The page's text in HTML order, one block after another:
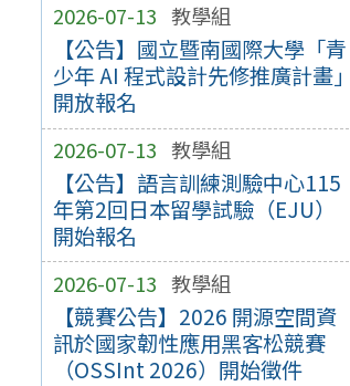
2026-07-13 教學組
【公告】國立暨南國際大學「青
少年 AI 程式設計先修推廣計畫」
開放報名
2026-07-13 教學組
【公告】語言訓練測驗中心115
年第2回日本留學試驗（EJU）
開始報名
2026-07-13 教學組
【競賽公告】2026 開源空間資
訊於國家韌性應用黑客松競賽
（OSSInt 2026）開始徵件